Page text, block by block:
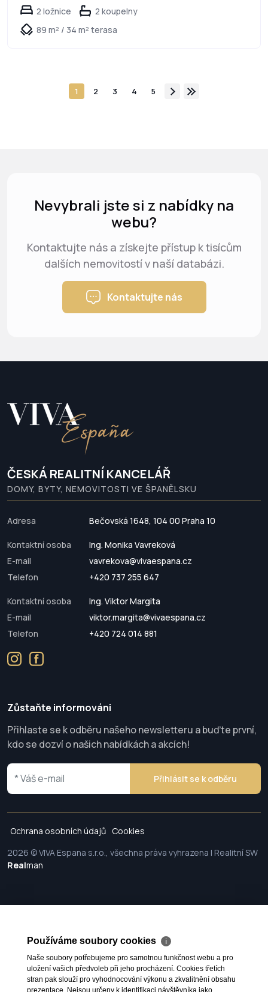
2 ložnice
2 koupelny
89 m² / 34 m² terasa
1 2 3 4 5
Nevybrali jste si z nabídky na
webu?
Kontaktujte nás a získejte přístup k tisícům
dalších nemovitostí v naší databázi.
Kontaktujte nás
ČESKÁ REALITNÍ KANCELÁŘ
DOMY, BYTY, NEMOVITOSTI VE ŠPANĚLSKU
Adresa Bečovská 1648, 104 00 Praha 10
Kontaktní osoba
Ing. Monika Vavreková
E-mail
vavrekova@vivaespana.cz
Telefon
+420 737 255 647
Kontaktní osoba
Ing. Viktor Margita
E-mail
viktor.margita@vivaespana.cz
Telefon
+420 724 014 881
Zůstaňte informováni
Přihlaste se k odběru našeho newsletteru a buďte první,
kdo se dozví o našich nabídkách a akcích!
Přihlásit se k odběru
Ochrana osobních údajů Cookies
2026 © VIVA Espana s.r.o., všechna práva vyhrazena | Realitní SW
Realman
Používáme soubory cookies ℹ
Naše soubory potřebujeme pro samotnou funkčnost webu a pro
uložení vašich předvoleb při jeho procházení. Cookies třetích
stran pak slouží pro vyhodnocování výkonu a zkvalitnění obsahu
prezentace. Nejsou určeny k identifikaci návštěvníka jako